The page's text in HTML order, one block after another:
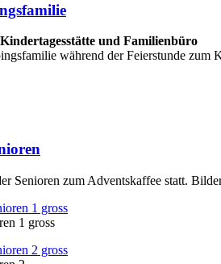
und Familienbüro
während der Feierstunde zum
Senioren zum Adventskaffee statt.
1 gross